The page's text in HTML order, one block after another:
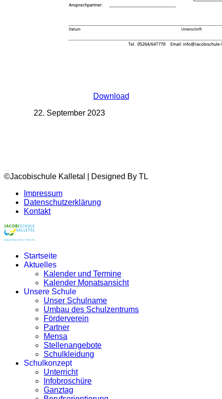
Download
22. September 2023
©Jacobischule Kalletal | Designed By TL
Impressum
Datenschutzerklärung
Kontakt
Startseite
Aktuelles
Kalender und Termine
Kalender Monatsansicht
Unsere Schule
Unser Schulname
Umbau des Schulzentrums
Förderverein
Partner
Mensa
Stellenangebote
Schulkleidung
Schulkonzept
Unterricht
Infobroschüre
Ganztag